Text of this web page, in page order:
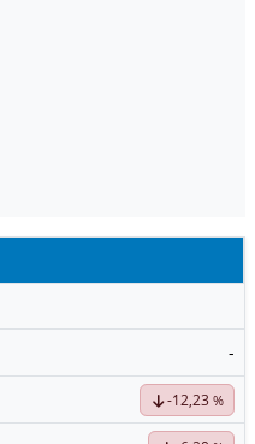
-
-12,23 %